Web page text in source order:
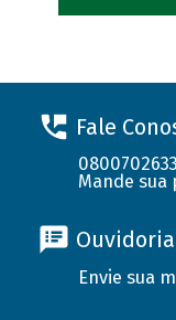
Fale
Mande sua
Ouvidoria
Envie sua